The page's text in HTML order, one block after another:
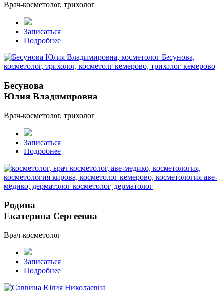
Врач-косметолог, трихолог
Записаться
Подробнее
Бесунова
Юлия Владимировна
Врач-косметолог, трихолог
Записаться
Подробнее
Родина
Екатерина Сергеевна
Врач-косметолог
Записаться
Подробнее